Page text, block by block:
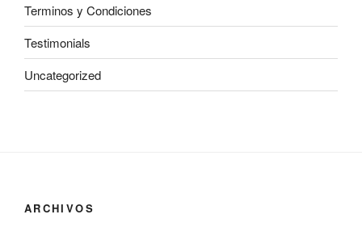
Terminos y Condiciones
Testimonials
Uncategorized
ARCHIVOS